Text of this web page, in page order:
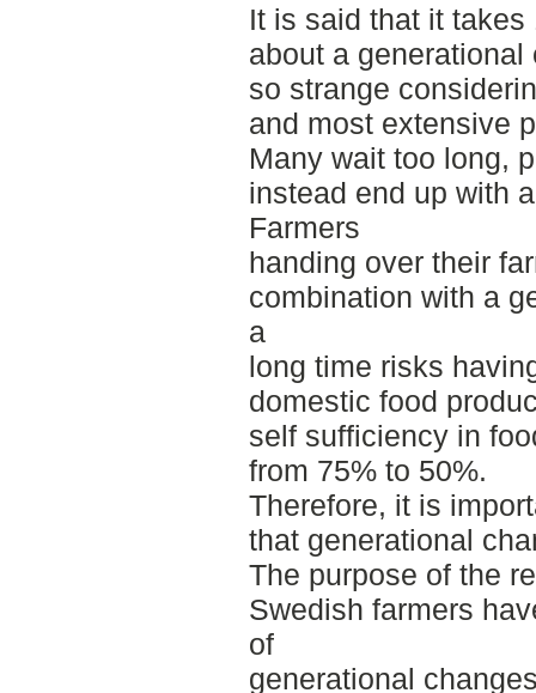
It is said that it
about a
so strange
and most extensive
Many wait too long,
instead end up with
Farmers
handing over their
combination with a
a
long time risks
domestic food
self sufficiency in
from 75% to 50%.
Therefore, it is
that generational
The purpose of the
Swedish farmers
of
generational